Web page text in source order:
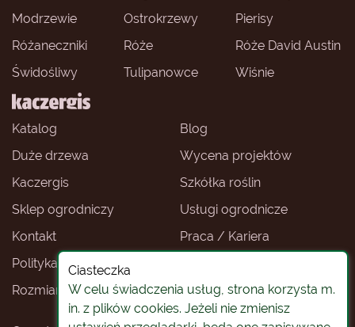
Ciasteczka
W celu świadczenia usług, strona korzysta m.
in. z plików cookies. Jeżeli nie zmienisz
Katalog
Blog
Duże drzewa
Wycena projektów
Kaczergis
Szkółka roślin
Sklep ogrodniczy
Usługi ogrodnicze
Kontakt
Praca / Kariera
Polityka prywatności
Rozmiary roślin
Sklep ogrodniczy -
Wrocław
Modrzewie
Ostrokrzewy
Pierisy
Różaneczniki
Róże
Róże David Austin
Świdośliwy
Tulipanowce Wiśnie